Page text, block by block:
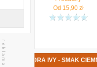
Od 15,90zł
ALEXANDRA IVY - SMAK